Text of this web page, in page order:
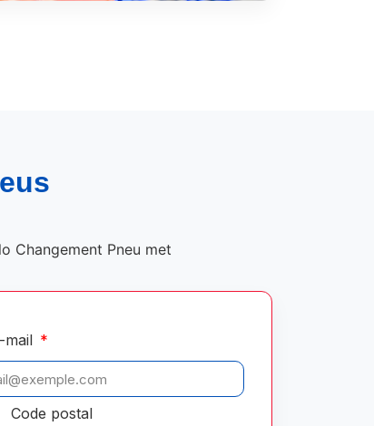
Changement Pneu met
mail
Code postal